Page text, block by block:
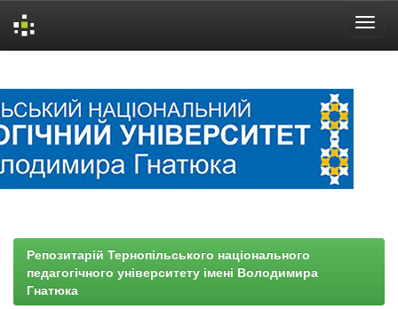
Репозитарій Тернопільського національного
педагогічного університету імені Володимира
Гнатюка